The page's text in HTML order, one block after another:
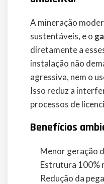
A mineração
sustentáveis, e o
diretamente a
instalação não
agressiva, nem o
Isso reduz a
processos de
Benefícios
Menor geração
Estrutura 100%
Redução da